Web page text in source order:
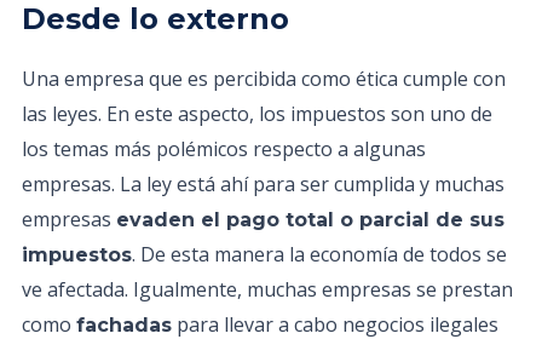
Desde lo externo
Una empresa que es percibida como ética cumple con
las leyes. En este aspecto, los impuestos son uno de
los temas más polémicos respecto a algunas
empresas. La ley está ahí para ser cumplida y muchas
empresas evaden el pago total o parcial de sus
impuestos. De esta manera la economía de todos se
ve afectada. Igualmente, muchas empresas se prestan
como fachadas para llevar a cabo negocios ilegales